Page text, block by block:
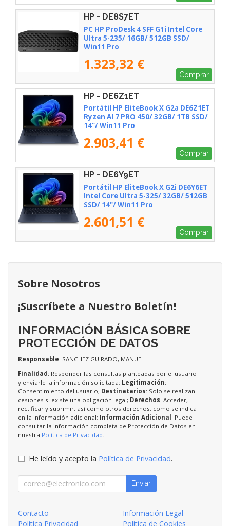
HP - DE8S7ET
PC HP ProDesk 4 SFF G1i Intel Core
Ultra 5-235/ 16GB/ 512GB SSD/
Win11 Pro
1.323,32 €
Comprar
HP - DE6Z1ET
Portátil HP EliteBook X G2a DE6Z1ET
Ryzen AI 7 PRO 450/ 32GB/ 1TB SSD/
14"/ Win11 Pro
2.903,41 €
Comprar
HP - DE6Y9ET
Portátil HP EliteBook X G2i DE6Y6ET
Intel Core Ultra 5-325/ 32GB/ 512GB
SSD/ 14"/ Win11 Pro
2.601,51 €
Comprar
Sobre Nosotros
¡Suscríbete a Nuestro Boletín!
INFORMACIÓN BÁSICA SOBRE
PROTECCIÓN DE DATOS
Responsable: SANCHEZ GUIRADO, MANUEL
Finalidad : Responder las consultas planteadas por el usuario
y enviarle la información solicitada; Legitimación:
Consentimiento del usuario; Destinatarios: Solo se realizan
cesiones si existe una obligación legal; Derechos: Acceder,
rectificar y suprimir, así como otros derechos, como se indica
en la información adicional; Información Adicional : Puede
consultar la información completa de Protección de Datos en
nuestra Política de Privacidad
He leído y acepto la Política de Privacidad.
Enviar
Contacto
Información Legal
Política Privacidad
Política de Cookies